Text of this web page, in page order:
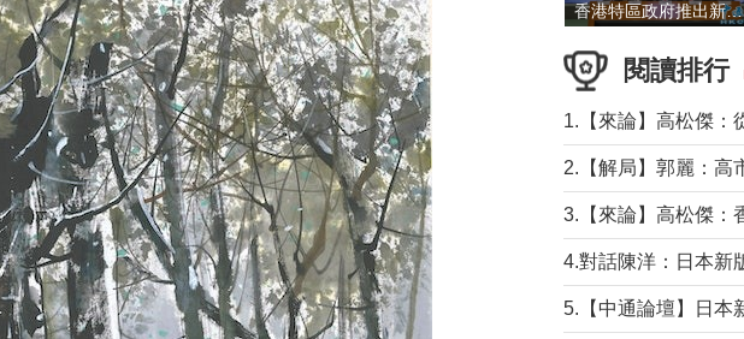
香港特區政府推出新一批銀色債券 每手1萬元保底息4.25厘
閱讀排行